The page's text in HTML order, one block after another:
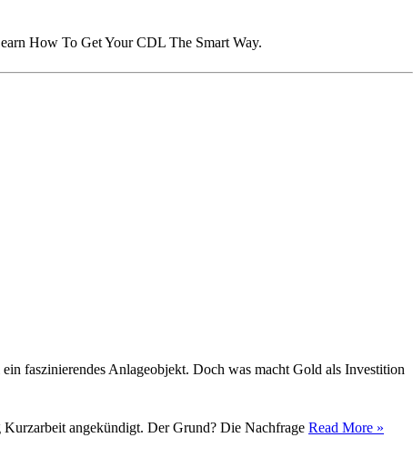
How To Get Your CDL The Smart Way.
faszinierendes Anlageobjekt. Doch was macht Gold als Investition
angekündigt. Der Grund? Die Nachfrage Read More »